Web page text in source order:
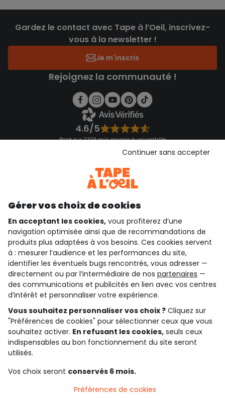
Gardez le contact avec Tape à l’Oeil, inscrivez-
vous à la newsletter !
Je m'inscris
Rejoignez la communauté !
4.6/5
Basé sur 7 339 avis soumis à un contrôle
Consulter les CGU
qui sommes-nous ?
besoin d'aide ?
le club fidélité
notre catalogue
Conditions générales de ventes et d'utilisation
Conditions d’utilisation des réseaux sociaux
Politique de confidentialité
Cookies et données personnelles
Paramètres des cookies
Gérer vos choix de cookies
En acceptant les cookies, vous profiterez d’une
navigation optimisée ainsi que de recommandations de
produits plus adaptées à vos besoins. Ces cookies servent
à : mesurer l’audience et les performances du site,
identifier les éventuels bugs rencontrés, vous adresser —
directement ou par l’intermédiaire de nos partenaires —
des communications et publicités en lien avec vos centres
d’intérêt et personnaliser votre expérience.
Vous souhaitez personnaliser vos choix ? Cliquez sur
"Préférences de cookies" pour sélectionner ceux que vous
souhaitez activer. En refusant les cookies, seuls ceux
indispensables au bon fonctionnement du site seront
utilisés.
Vos choix seront conservés 6 mois.
Continuer sans accepter
Préférences de cookies